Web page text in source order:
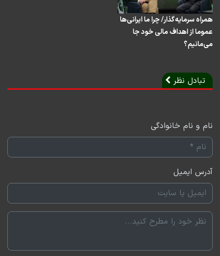
همراه سرمایه‌گذار/ چرا ما ایرانی‌ها
عموما از اهداف مالی خود جا
می‌مانیم؟
تبادل نظر
نام و نام خانوادگی
آدرس ایمیل